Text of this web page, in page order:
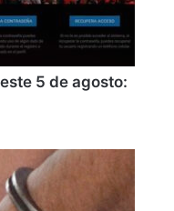
5 de agosto: